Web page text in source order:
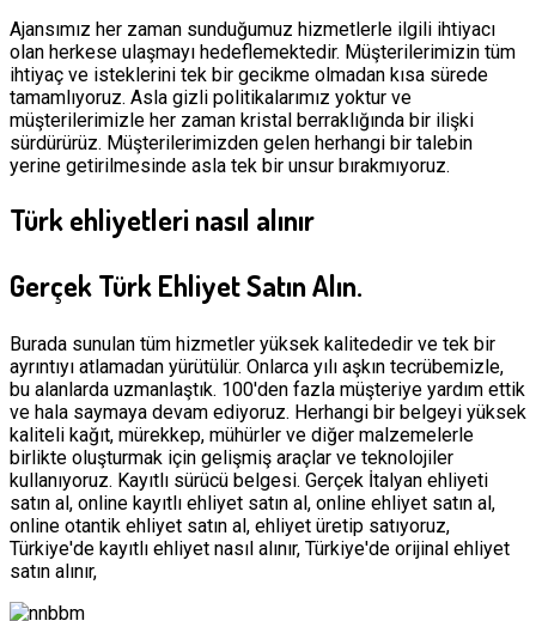
Ajansımız her zaman sunduğumuz hizmetlerle ilgili ihtiyacı
olan herkese ulaşmayı hedeflemektedir. Müşterilerimizin tüm
ihtiyaç ve isteklerini tek bir gecikme olmadan kısa sürede
tamamlıyoruz. Asla gizli politikalarımız yoktur ve
müşterilerimizle her zaman kristal berraklığında bir ilişki
sürdürürüz. Müşterilerimizden gelen herhangi bir talebin
yerine getirilmesinde asla tek bir unsur bırakmıyoruz.
Türk ehliyetleri nasıl alınır
Gerçek Türk Ehliyet Satın Alın.
Burada sunulan tüm hizmetler yüksek kalitededir ve tek bir
ayrıntıyı atlamadan yürütülür. Onlarca yılı aşkın tecrübemizle,
bu alanlarda uzmanlaştık. 100'den fazla müşteriye yardım ettik
ve hala saymaya devam ediyoruz. Herhangi bir belgeyi yüksek
kaliteli kağıt, mürekkep, mühürler ve diğer malzemelerle
birlikte oluşturmak için gelişmiş araçlar ve teknolojiler
kullanıyoruz. Kayıtlı sürücü belgesi. Gerçek İtalyan ehliyeti
satın al, online kayıtlı ehliyet satın al, online ehliyet satın al,
online otantik ehliyet satın al, ehliyet üretip satıyoruz,
Türkiye'de kayıtlı ehliyet nasıl alınır, Türkiye'de orijinal ehliyet
satın alınır,